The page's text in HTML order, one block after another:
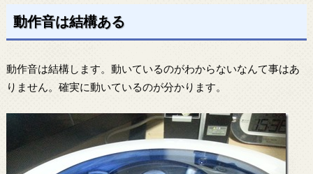
動作音は結構ある
動作音は結構します。動いているのがわからないなんて事はあ
りません。確実に動いているのが分かります。